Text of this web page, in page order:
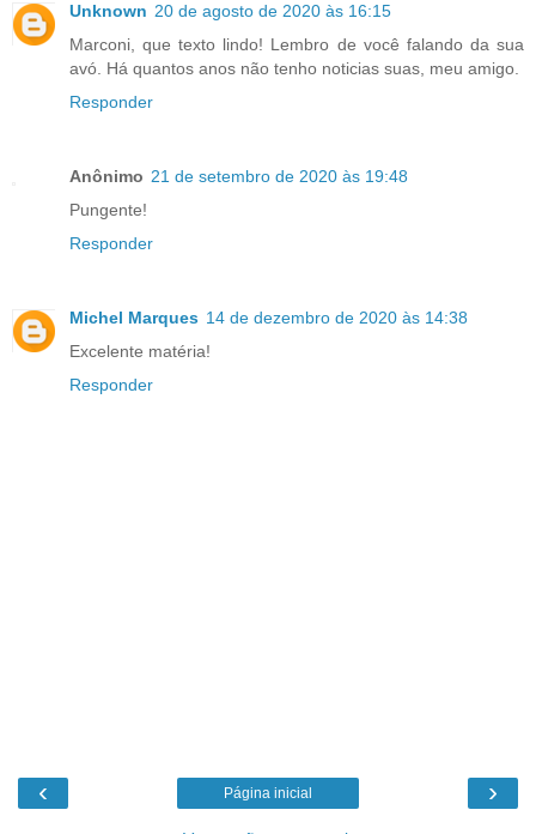
Unknown 20 de agosto de 2020 às 16:15
Marconi, que texto lindo! Lembro de você falando da sua
avó. Há quantos anos não tenho noticias suas, meu amigo.
Responder
Anônimo 21 de setembro de 2020 às 19:48
Pungente!
Responder
Michel Marques 14 de dezembro de 2020 às 14:38
Excelente matéria!
Responder
‹ ›
Página inicial